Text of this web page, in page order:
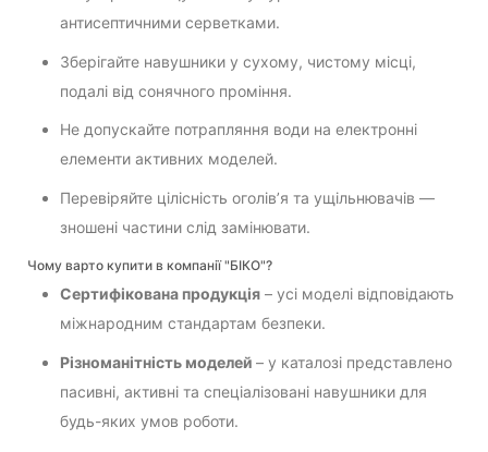
антисептичними серветками.
Зберігайте навушники у сухому, чистому місці,
подалі від сонячного проміння.
Не допускайте потрапляння води на електронні
елементи активних моделей.
Перевіряйте цілісність оголів’я та ущільнювачів —
зношені частини слід замінювати.
Чому варто купити в компанії "БІКО"?
Сертифікована продукція – усі моделі відповідають
міжнародним стандартам безпеки.
Різноманітність моделей – у каталозі представлено
пасивні, активні та спеціалізовані навушники для
будь-яких умов роботи.